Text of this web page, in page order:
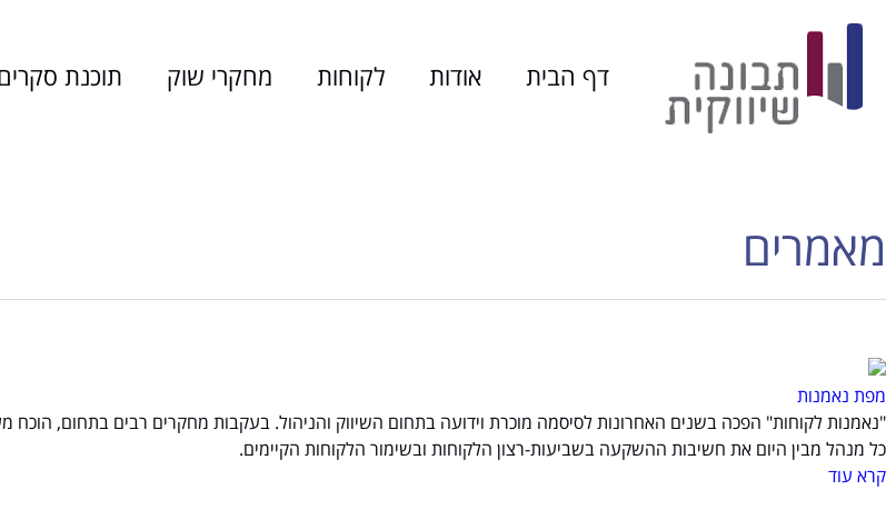
דף הבית אודות לקוחות מחקרי שוק תוכנת
מאמרים
מפת נאמנות
"נאמנות לקוחות" הפכה בשנים האחרונות לסיסמה מוכרת וידועה בתחום השיווק והניהול. בעקבות מחקרים רבים בתחום,
כל מנהל מבין היום את חשיבות ההשקעה בשביעות-רצון הלקוחות ובשימור הלקוחות הקיימים.
קרא עוד